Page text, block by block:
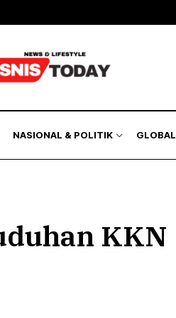
NASIONAL & POLITIK GLOBAL
KKN